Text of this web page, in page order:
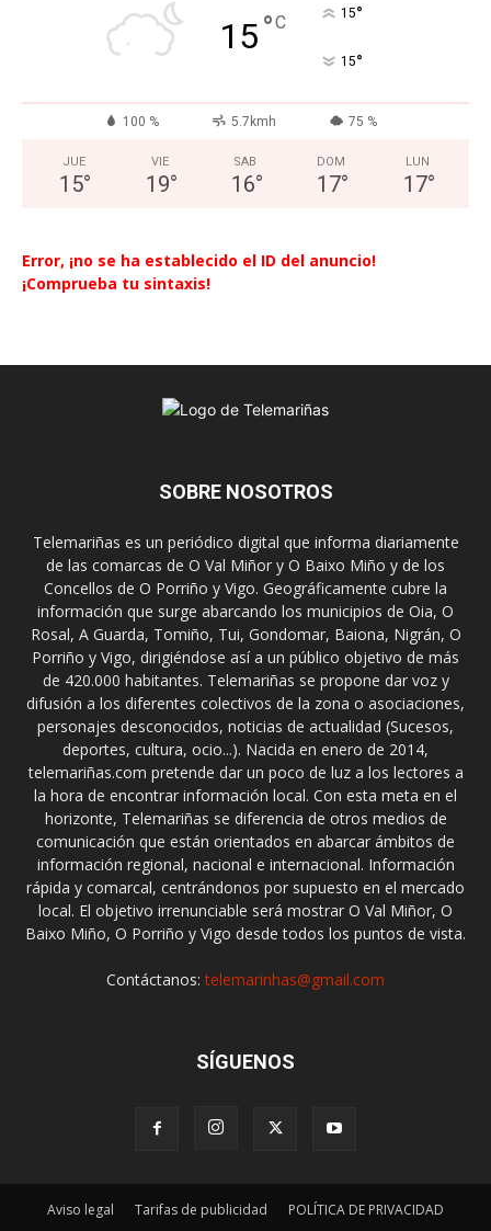
15°C 15°
15°
100 % 5.7kmh 75 %
JUE
15°
VIE
19°
SAB
16°
DOM
17°
LUN
17°
Error, ¡no se ha establecido el ID del anuncio!
¡Comprueba tu sintaxis!
SOBRE NOSOTROS
Telemariñas es un periódico digital que informa diariamente
de las comarcas de O Val Miñor y O Baixo Miño y de los
Concellos de O Porriño y Vigo. Geográficamente cubre la
información que surge abarcando los municipios de Oia, O
Rosal, A Guarda, Tomiño, Tui, Gondomar, Baiona, Nigrán, O
Porriño y Vigo, dirigiéndose así a un público objetivo de más
de 420.000 habitantes. Telemariñas se propone dar voz y
difusión a los diferentes colectivos de la zona o asociaciones,
personajes desconocidos, noticias de actualidad (Sucesos,
deportes, cultura, ocio...). Nacida en enero de 2014,
telemariñas.com pretende dar un poco de luz a los lectores a
la hora de encontrar información local. Con esta meta en el
horizonte, Telemariñas se diferencia de otros medios de
comunicación que están orientados en abarcar ámbitos de
información regional, nacional e internacional. Información
rápida y comarcal, centrándonos por supuesto en el mercado
local. El objetivo irrenunciable será mostrar O Val Miñor, O
Baixo Miño, O Porriño y Vigo desde todos los puntos de vista.
Contáctanos:telemarinhas@gmail.com
SÍGUENOS
Aviso legal Tarifas de publicidad POLÍTICA DE PRIVACIDAD